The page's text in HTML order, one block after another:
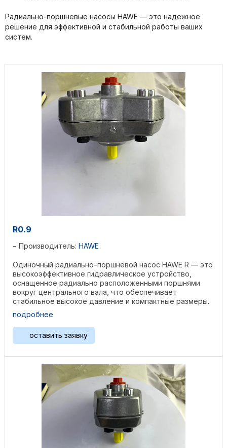
Радиально-поршневые насосы HAWE — это надежное
решение для эффективной и стабильной работы ваших
систем.
R0.9
Производитель: HAWE
Одиночный радиально-поршневой насос HAWE R — это
высокоэффективное гидравлическое устройство,
оснащенное радиально расположенными поршнями
вокруг центрального вала, что обеспечивает
стабильное высокое давление и компактные размеры.
Изготовленный из ...
подробнее
оставить заявку